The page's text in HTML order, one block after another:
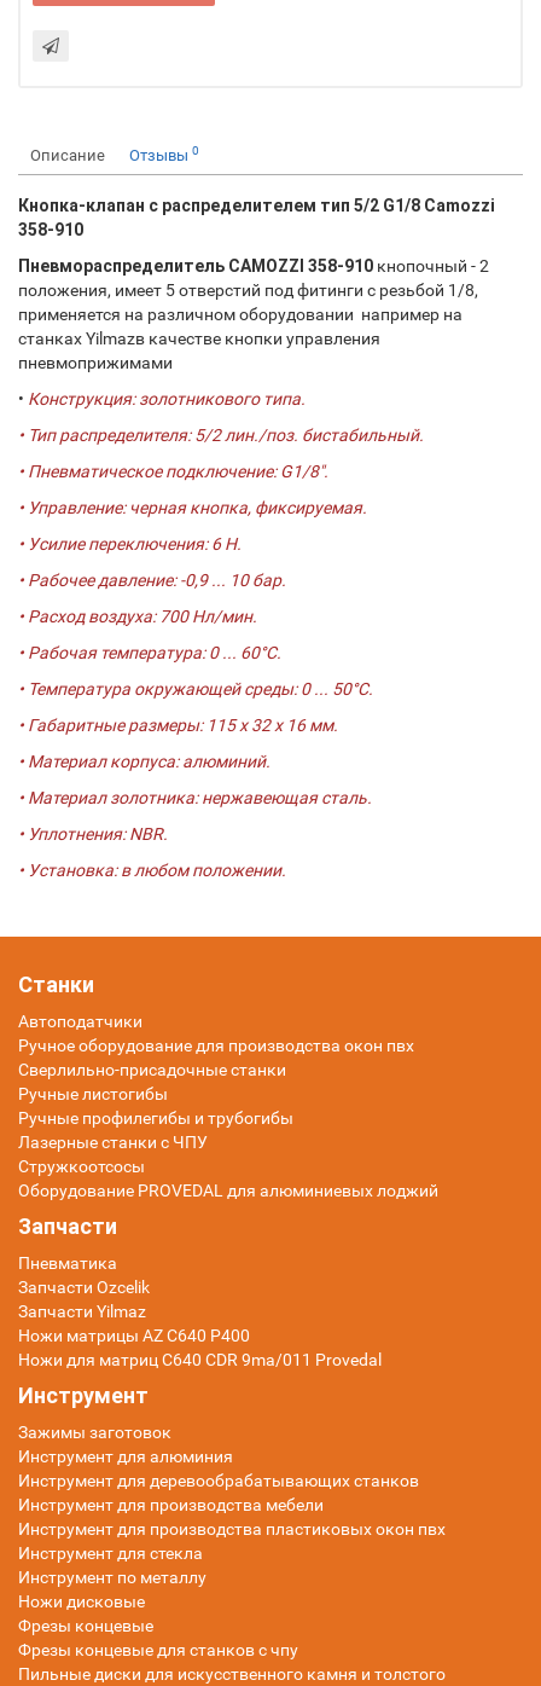
Описание Отзывы 0
Кнопка-клапан с распределителем тип 5/2 G1/8 Camozzi
358-910
Пневмораспределитель CAMOZZI 358-910 кнопочный - 2
положения, имеет 5 отверстий под фитинги с резьбой 1/8,
применяется на различном оборудовании например на
станках Yilmazв качестве кнопки управления
пневмоприжимами
• Конструкция: золотникового типа.
• Тип распределителя: 5/2 лин./поз. бистабильный.
• Пневматическое подключение: G1/8".
• Управление: черная кнопка, фиксируемая.
• Усилие переключения: 6 Н.
• Рабочее давление: -0,9 ... 10 бар.
• Расход воздуха: 700 Нл/мин.
• Рабочая температура: 0 ... 60°C.
• Температура окружающей среды: 0 ... 50°C.
• Габаритные размеры: 115 х 32 х 16 мм.
• Материал корпуса: алюминий.
• Материал золотника: нержавеющая сталь.
• Уплотнения: NBR.
• Установка: в любом положении.
Станки
Автоподатчики
Ручное оборудование для производства окон пвх
Сверлильно-присадочные станки
Ручные листогибы
Ручные профилегибы и трубогибы
Лазерные станки с ЧПУ
Стружкоотсосы
Оборудование PROVEDAL для алюминиевых лоджий
Запчасти
Пневматика
Запчасти Ozcelik
Запчасти Yilmaz
Ножи матрицы AZ C640 P400
Ножи для матриц C640 CDR 9ma/011 Provedal
Инструмент
Зажимы заготовок
Инструмент для алюминия
Инструмент для деревообрабатывающих станков
Инструмент для производства мебели
Инструмент для производства пластиковых окон пвх
Инструмент для стекла
Инструмент по металлу
Ножи дисковые
Фрезы концевые
Фрезы концевые для станков с чпу
Пильные диски для искусственного камня и толстого